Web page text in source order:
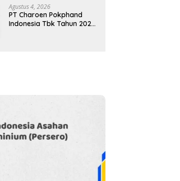
Terlewat)
Agustus 4, 2026
PT Charoen Pokphand
Indonesia Tbk Tahun 2025